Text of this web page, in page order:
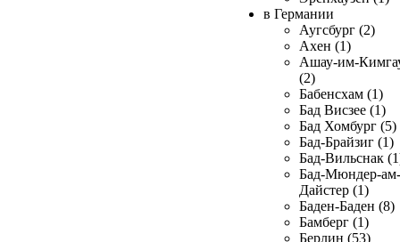
в Германии
Аугсбург (2)
Ахен (1)
Ашау-им-
(2)
Бабенсхам (1)
Бад Висзее (1)
Бад Хомбург (5)
Бад-Брайзиг (1)
Бад-Вильснак
Бад-Мюндер-ам-
Дайстер (1)
Баден-Баден (8)
Бамберг (1)
Берлин (53)